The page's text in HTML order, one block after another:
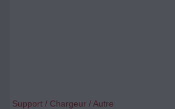
Support / Chargeur / Autre